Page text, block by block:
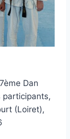
Dan
(Loiret),